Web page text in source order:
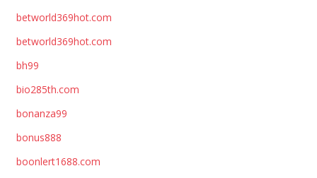
betworld369hot.com
betworld369hot.com
bh99
bio285th.com
bonanza99
bonus888
boonlert1688.com